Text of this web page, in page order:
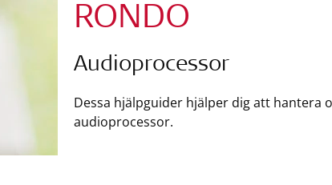
RONDO
Audioprocessor
Dessa hjälpguider hjälper dig att hantera
audioprocessor.